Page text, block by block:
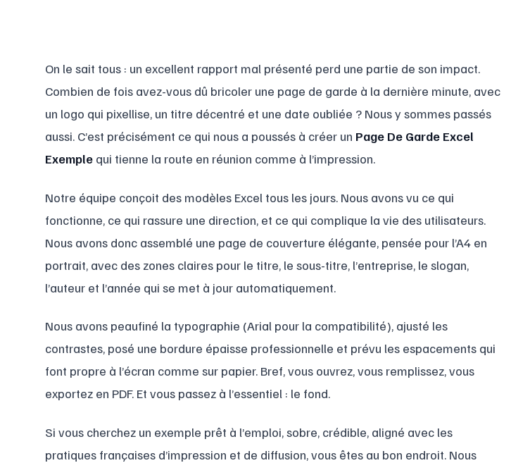
On le sait tous : un excellent rapport mal présenté perd une partie de son impact.
Combien de fois avez-vous dû bricoler une page de garde à la dernière minute, avec
un logo qui pixellise, un titre décentré et une date oubliée ? Nous y sommes passés
aussi. C’est précisément ce qui nous a poussés à créer un Page De Garde Excel
Exemple qui tienne la route en réunion comme à l’impression.
Notre équipe conçoit des modèles Excel tous les jours. Nous avons vu ce qui
fonctionne, ce qui rassure une direction, et ce qui complique la vie des utilisateurs.
Nous avons donc assemblé une page de couverture élégante, pensée pour l’A4 en
portrait, avec des zones claires pour le titre, le sous-titre, l’entreprise, le slogan,
l’auteur et l’année qui se met à jour automatiquement.
Nous avons peaufiné la typographie (Arial pour la compatibilité), ajusté les
contrastes, posé une bordure épaisse professionnelle et prévu les espacements qui
font propre à l’écran comme sur papier. Bref, vous ouvrez, vous remplissez, vous
exportez en PDF. Et vous passez à l’essentiel : le fond.
Si vous cherchez un exemple prêt à l’emploi, sobre, crédible, aligné avec les
pratiques françaises d’impression et de diffusion, vous êtes au bon endroit. Nous